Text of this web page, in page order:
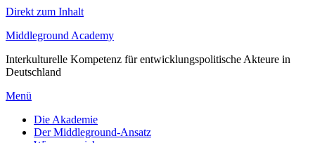
Direkt zum Inhalt
Middleground Academy
Interkulturelle Kompetenz für entwicklungspolitische Akteure in
Deutschland
Menü
Die Akademie
Der Middleground-Ansatz